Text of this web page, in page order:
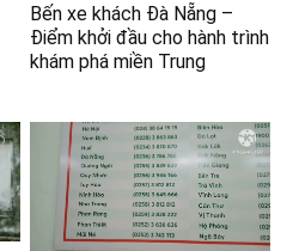
Bến xe khách Đà Nẵng –
Điểm khởi đầu cho hành trình
khám phá miền Trung